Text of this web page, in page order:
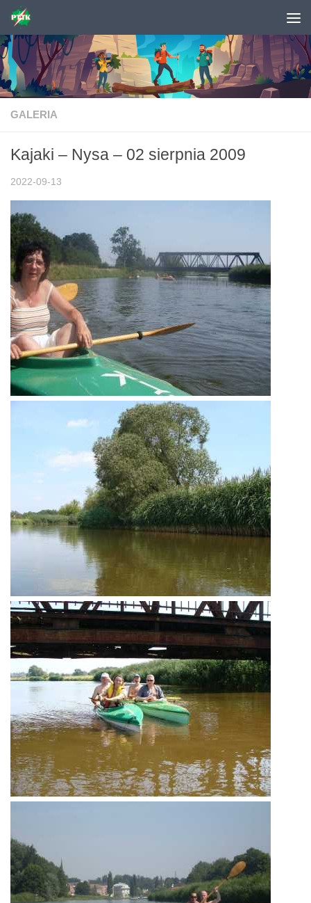
Skip to content
GALERIA
Kajaki – Nysa – 02 sierpnia 2009
2022-09-13